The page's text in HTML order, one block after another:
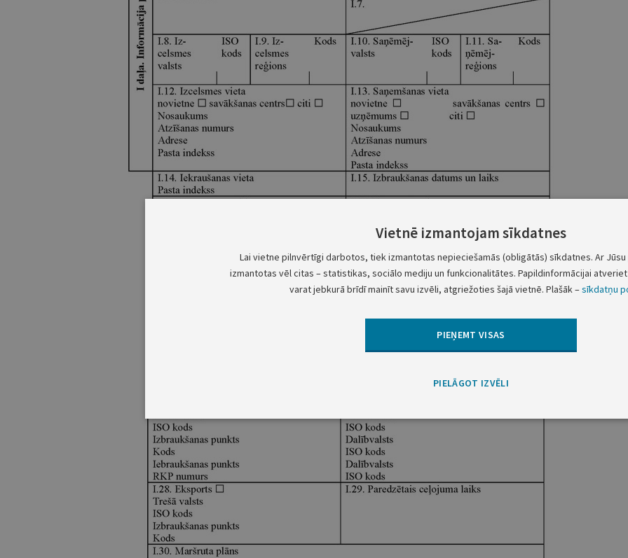
Vietnē izmantojam sīkdatnes
Lai vietne pilnvērtīgi darbotos, tiek izmantotas nepieciešamās (obligātās) sīkdatnes. Ar
izmantotas vēl citas – statistikas, sociālo mediju un funkcionalitātes. Papildinformācijai
varat jebkurā brīdī mainīt savu izvēli, atgriežoties šajā vietnē. Plašāk –sīkdatņu
PIEŅEMT VISAS
PIELĀGOT IZVĒLI